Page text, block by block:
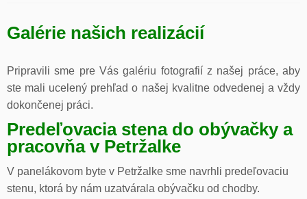
Galérie našich realizácií
Pripravili sme pre Vás galériu fotografií z našej práce, aby
ste mali ucelený prehľad o našej kvalitne odvedenej a vždy
dokončenej práci.
Predeľovacia stena do obývačky a
pracovňa v Petržalke
V panelákovom byte v Petržalke sme navrhli predeľovaciu
stenu, ktorá by nám uzatvárala obývačku od chodby.